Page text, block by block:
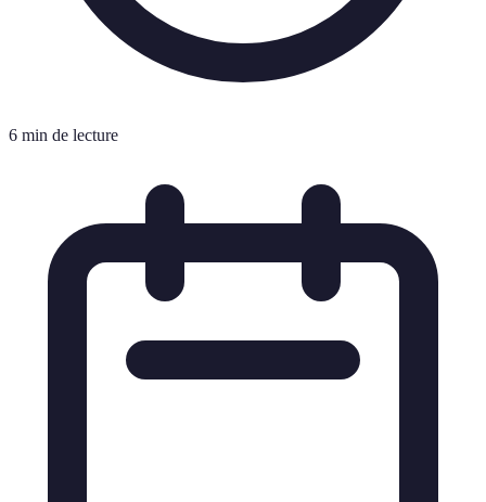
6 min de lecture